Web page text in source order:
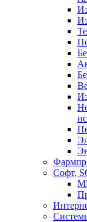
Софт,